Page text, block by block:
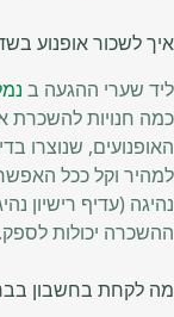
איך לשכור אופנוע
ליד שערי ההגעה ב
כמה חנויות להשכרת
האופנועים, שנוצרו
למהיר וקל ככל
נהיגה (עדיף רישיון
ההשכרה יכולות לספק.
מה לקחת בחשבון